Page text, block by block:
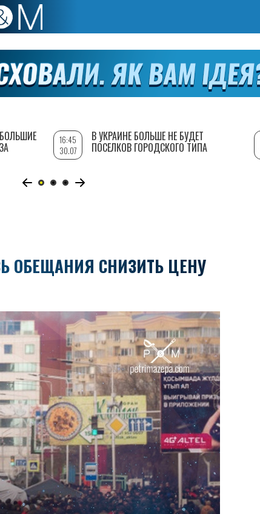
ОБЕЩАНИЯ СНИЗИТЬ ЦЕНУ
16:45
30.07
В УКРАИНЕ БОЛЬШЕ НЕ БУДЕТ
ПОСЕЛКОВ ГОРОДСКОГО ТИПА